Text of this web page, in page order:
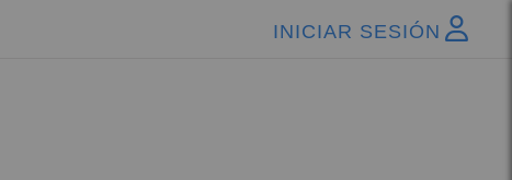
INICIAR SESIÓN